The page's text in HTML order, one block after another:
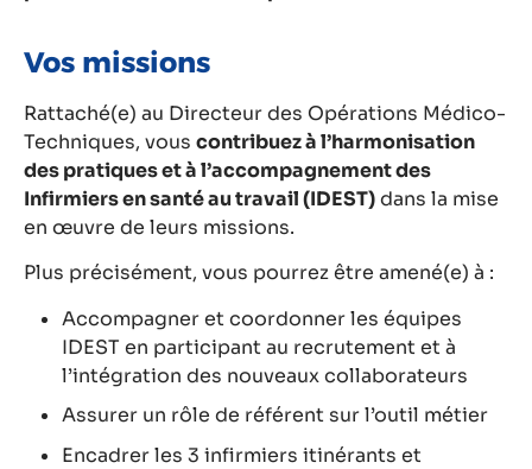
Vos missions
Rattaché(e) au Directeur des Opérations Médico-
Techniques, vous contribuez à l’harmonisation
des pratiques et à l’accompagnement des
Infirmiers en santé au travail (IDEST)dans la mise
en œuvre de leurs missions.
Plus précisément, vous pourrez être amené(e) à :
Accompagner et coordonner les équipes
IDEST en participant au recrutement et à
l’intégration des nouveaux collaborateurs
Assurer un rôle de référent sur l’outil métier
Encadrer les 3 infirmiers itinérants et